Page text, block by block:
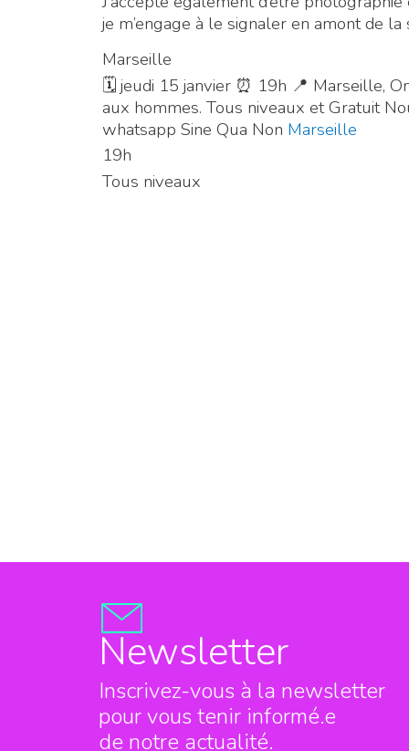
je m’engage à le signaler en amont de
Marseille
🗓 jeudi 15 janvier ⏰ 19h 📍 Marseille,
aux hommes. Tous niveaux et Gratuit
whatsapp Sine Qua Non Marseille
19h
Tous niveaux
Newsletter
Inscrivez-vous à la newsletter
pour vous tenir informé.e
de notre actualité.